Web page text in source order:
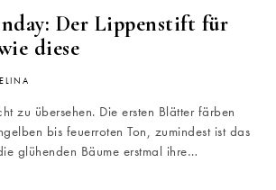
Der Lippenstift für
diese
ELINA
zu übersehen. Die ersten Blätter färben
bis feuerroten Ton, zumindest ist das
glühenden Bäume erstmal ihre…